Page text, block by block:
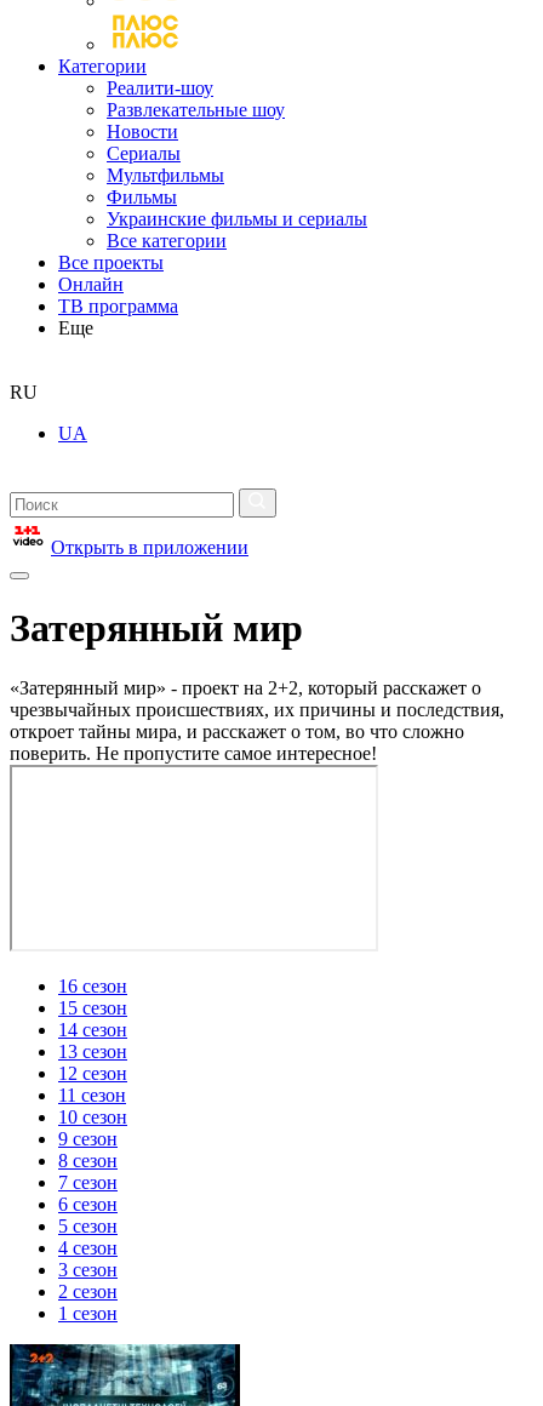
Категории
Реалити-шоу
Развлекательные шоу
Новости
Сериалы
Мультфильмы
Фильмы
Украинские фильмы и сериалы
Все категории
Все проекты
Онлайн
ТВ программа
Еще
RU
UA
Открыть в приложении
Затерянный мир
«Затерянный мир» - проект на 2+2, который расскажет о
чрезвычайных происшествиях, их причины и последствия,
откроет тайны мира, и расскажет о том, во что сложно
поверить. Не пропустите самое интересное!
16 сезон
15 сезон
14 сезон
13 сезон
12 сезон
11 сезон
10 сезон
9 сезон
8 сезон
7 сезон
6 сезон
5 сезон
4 сезон
3 сезон
2 сезон
1 сезон